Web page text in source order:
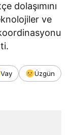
dolaşımını
ve
Vay
Üzgün